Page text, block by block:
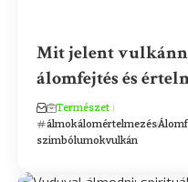
Mit jelent
álomfejtés és
Természet
álmokálomértelmezés
szimbólumokvulkán